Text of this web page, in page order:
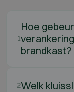
1
Hoe
brandkast?
2Welk